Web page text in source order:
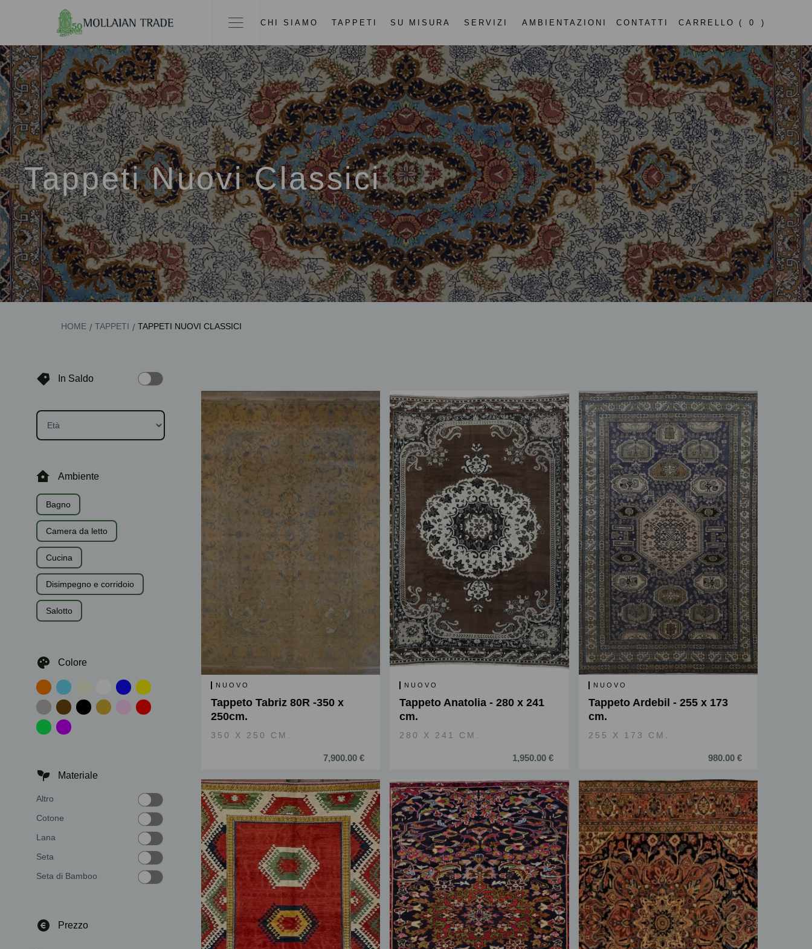
CHI SIAMO TAPPETI SU MISURA SERVIZI AMBIENTAZIONI CONTATTI CARRELLO ( 0 )
Tappeti Nuovi Classici
HOME / TAPPETI / TAPPETI NUOVI CLASSICI
In Saldo
Ambiente
Bagno
Camera da letto
Cucina
Disimpegno e corridoio
Salotto
Colore
Materiale
Altro
Cotone
Lana
Seta
Seta di Bamboo
Prezzo
NUOVO
Tappeto Tabriz 80R -350 x
250cm.
350 X 250 CM.
7,900.00 €
NUOVO
Tappeto Anatolia - 280 x 241
cm.
280 X 241 CM.
1,950.00 €
NUOVO
Tappeto Ardebil - 255 x 173
cm.
255 X 173 CM.
980.00 €